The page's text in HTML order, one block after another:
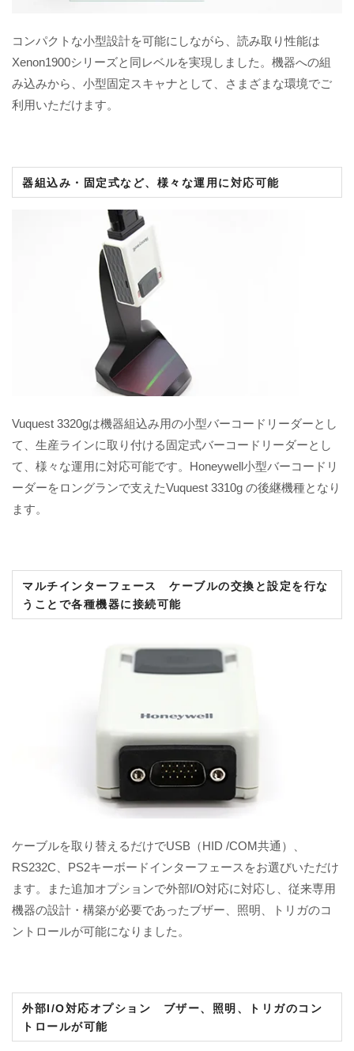
コンパクトな小型設計を可能にしながら、読み取り性能は
Xenon1900シリーズと同レベルを実現しました。機器への組
み込みから、小型固定スキャナとして、さまざまな環境でご
利用いただけます。
器組込み・固定式など、様々な運用に対応可能
Vuquest 3320gは機器組込み用の小型バーコードリーダーとし
て、生産ラインに取り付ける固定式バーコードリーダーとし
て、様々な運用に対応可能です。Honeywell小型バーコードリ
ーダーをロングランで支えたVuquest 3310g の後継機種となり
ます。
マルチインターフェース ケーブルの交換と設定を行な
うことで各種機器に接続可能
ケーブルを取り替えるだけでUSB（HID /COM共通）、
RS232C、PS2キーボードインターフェースをお選びいただけ
ます。また追加オプションで外部I/O対応に対応し、従来専用
機器の設計・構築が必要であったブザー、照明、トリガのコ
ントロールが可能になりました。
外部I/O対応オプション ブザー、照明、トリガのコン
トロールが可能